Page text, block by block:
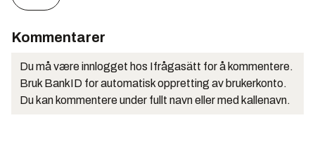
Kommentarer
Du må være innlogget hos Ifrågasätt for å kommentere.
Bruk BankID for automatisk oppretting av brukerkonto.
Du kan kommentere under fullt navn eller med kallenavn.